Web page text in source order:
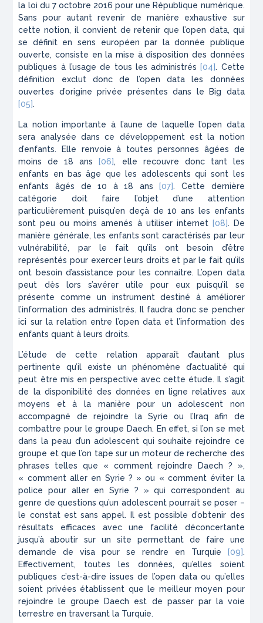
la loi du 7 octobre 2016 pour une République numérique.
Sans pour autant revenir de manière exhaustive sur
cette notion, il convient de retenir que l’open data, qui
se définit en sens européen par la donnée publique
ouverte, consiste en la mise à disposition des données
publiques à l’usage de tous les administrés [04]. Cette
définition exclut donc de l’open data les données
ouvertes d’origine privée présentes dans le Big data
[05].
La notion importante à l’aune de laquelle l’open data
sera analysée dans ce développement est la notion
d’enfants. Elle renvoie à toutes personnes âgées de
moins de 18 ans [06], elle recouvre donc tant les
enfants en bas âge que les adolescents qui sont les
enfants âgés de 10 à 18 ans [07]. Cette dernière
catégorie doit faire l’objet d’une attention
particulièrement puisqu’en deçà de 10 ans les enfants
sont peu ou moins amenés à utiliser internet [08]. De
manière générale, les enfants sont caractérisés par leur
vulnérabilité, par le fait qu’ils ont besoin d’être
représentés pour exercer leurs droits et par le fait qu’ils
ont besoin d’assistance pour les connaitre. L’open data
peut dès lors s’avérer utile pour eux puisqu’il se
présente comme un instrument destiné à améliorer
l’information des administrés. Il faudra donc se pencher
ici sur la relation entre l’open data et l’information des
enfants quant à leurs droits.
L’étude de cette relation apparaît d’autant plus
pertinente qu’il existe un phénomène d’actualité qui
peut être mis en perspective avec cette étude. Il s’agit
de la disponibilité des données en ligne relatives aux
moyens et à la manière pour un adolescent non
accompagné de rejoindre la Syrie ou l’Iraq afin de
combattre pour le groupe Daech. En effet, si l’on se met
dans la peau d’un adolescent qui souhaite rejoindre ce
groupe et que l’on tape sur un moteur de recherche des
phrases telles que « comment rejoindre Daech ? »,
« comment aller en Syrie ? » ou « comment éviter la
police pour aller en Syrie ? » qui correspondent au
genre de questions qu’un adolescent pourrait se poser –
le constat est sans appel. Il est possible d’obtenir des
résultats efficaces avec une facilité déconcertante
jusqu’à aboutir sur un site permettant de faire une
demande de visa pour se rendre en Turquie
[09].
Effectivement, toutes les données, qu’elles soient
publiques c’est-à-dire issues de l’open data ou qu’elles
soient privées établissent que le meilleur moyen pour
rejoindre le groupe Daech est de passer par la voie
terrestre en traversant la Turquie.